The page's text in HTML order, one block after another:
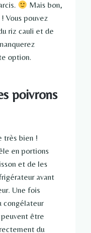
Mais bon,
Vous pouvez
riz cauli et de
option.
poivrons
très bien !
en portions
et de les
avant
Une fois
congélateur
être
du